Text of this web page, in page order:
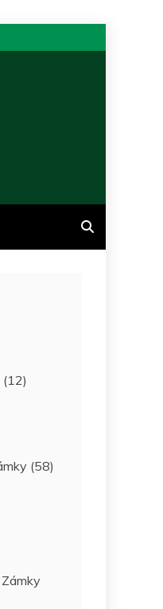
(12)
(58)